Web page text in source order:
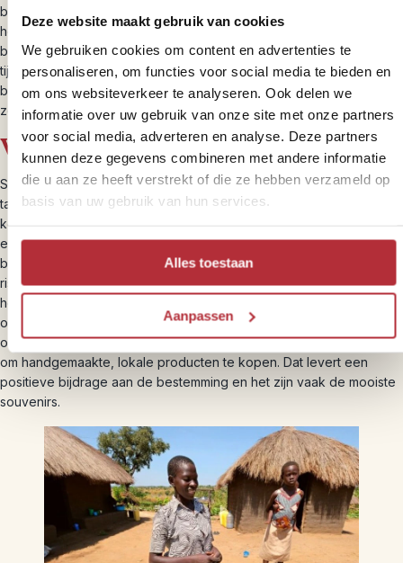
Deze website maakt gebruik van cookies
We gebruiken cookies om content en advertenties te
personaliseren, om functies voor social media te bieden en
om ons websiteverkeer te analyseren. Ook delen we
informatie over uw gebruik van onze site met onze partners
voor social media, adverteren en analyse. Deze partners
kunnen deze gegevens combineren met andere informatie
die u aan ze heeft verstrekt of die ze hebben verzameld op
basis van uw gebruik van hun services.
Alles toestaan
Aanpassen
bouwstenen aan waar we bewust voor een duurzame insteek
hebben gekozen. Bijvoorbeeld door ontmoetingen met de lokale
bevolking wanneer je bij hen in een homestay verblijft of met hen
tijdens een excursie op pad gaat. Maar ook voor de andere
bouwstenen hebben we bewuste, verantwoorde, keuzes gemaakt
zoals het vervoer per lokale bus.
Verantwoorde souvenirs
Souvenirs kopen is leuk, dat vinden wij zelf ook. Kleurrijke doeken,
tassen en beeldjes; het is moeilijk om met lege handen thuis te
komen. Vaak heeft het ook een positieve impact op de lokale
economie. Maar, je kunt niet zomaar alles kopen. Souvenirs die van
bedreigde plant- of diersoorten zijn gemaakt zijn verboden. Je
riskeert een hoge boete en nog veel erger is de milieuschade die
het aanricht. Ook als je antiek wilt kopen, moet je even goed
opletten. De uitvoer daarvan kan verboden zijn. Meer informatie
over wat wel en niet mag, vind je op deDouane app. Ons advies is
om handgemaakte, lokale producten te kopen. Dat levert een
positieve bijdrage aan de bestemming en het zijn vaak de mooiste
souvenirs.